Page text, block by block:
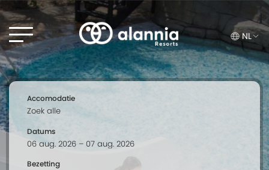
NL
Accomodatie
Datums
Bezetting